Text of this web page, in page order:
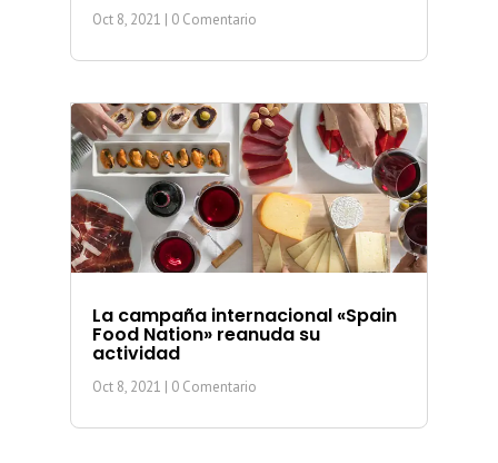
Oct 8, 2021 | 0 Comentario
La campaña internacional «Spain
Food Nation» reanuda su
actividad
Oct 8, 2021 | 0 Comentario